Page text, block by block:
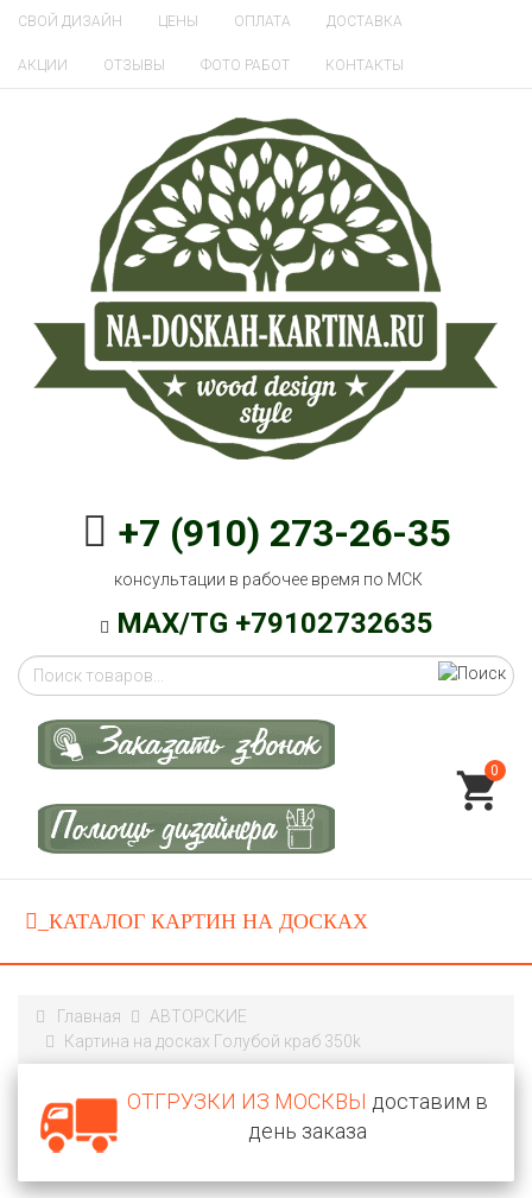
СВОЙ ДИЗАЙН ЦЕНЫ ОПЛАТА ДОСТАВКА
АКЦИИ ОТЗЫВЫ ФОТО РАБОТ КОНТАКТЫ
+7 (910) 273-26-35
консультации в рабочее время по МСК
MAX/TG +79102732635
0
Главная
АВТОРСКИЕ
Картина на досках Голубой краб 350k
ОТГРУЗКИ ИЗ МОСКВЫ доставим в
день заказа